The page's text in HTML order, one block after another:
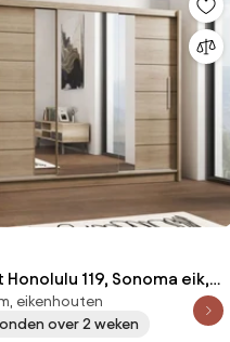
119, Sonoma eik,
227 kg, Kledingkast
Aantal planken: 8,
eikenhouten
over 2 weken